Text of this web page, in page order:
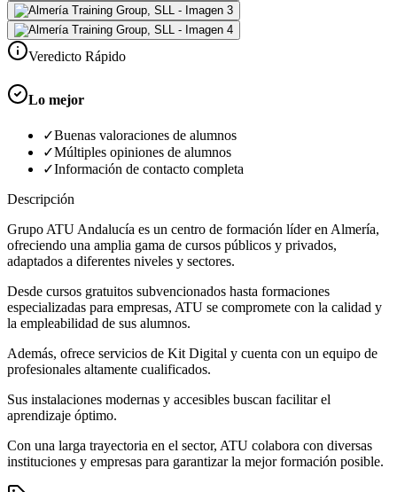
Veredicto Rápido
Lo mejor
✓Buenas valoraciones de alumnos
✓Múltiples opiniones de alumnos
✓Información de contacto completa
Descripción
Grupo ATU Andalucía es un centro de formación líder en Almería,
ofreciendo una amplia gama de cursos públicos y privados,
adaptados a diferentes niveles y sectores.
Desde cursos gratuitos subvencionados hasta formaciones
especializadas para empresas, ATU se compromete con la calidad y
la empleabilidad de sus alumnos.
Además, ofrece servicios de Kit Digital y cuenta con un equipo de
profesionales altamente cualificados.
Sus instalaciones modernas y accesibles buscan facilitar el
aprendizaje óptimo.
Con una larga trayectoria en el sector, ATU colabora con diversas
instituciones y empresas para garantizar la mejor formación posible.